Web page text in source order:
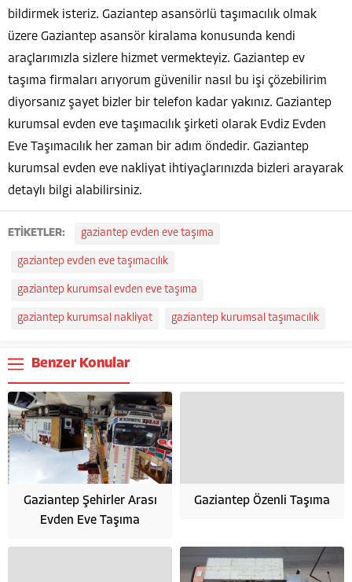
bildirmek isteriz. Gaziantep asansörlü taşımacılık olmak
üzere Gaziantep asansör kiralama konusunda kendi
araçlarımızla sizlere hizmet vermekteyiz. Gaziantep ev
taşıma firmaları arıyorum güvenilir nasıl bu işi çözebilirim
diyorsanız şayet bizler bir telefon kadar yakınız. Gaziantep
kurumsal evden eve taşımacılık şirketi olarak Evdiz Evden
Eve Taşımacılık her zaman bir adım öndedir. Gaziantep
kurumsal evden eve nakliyat ihtiyaçlarınızda bizleri arayarak
detaylı bilgi alabilirsiniz.
ETİKETLER: gaziantep evden eve taşıma
gaziantep evden eve taşımacılık
gaziantep kurumsal evden eve taşıma
gaziantep kurumsal nakliyat gaziantep kurumsal taşımacılık
Benzer Konular
Gaziantep Şehirler Arası
Evden Eve Taşıma
Gaziantep Özenli Taşıma